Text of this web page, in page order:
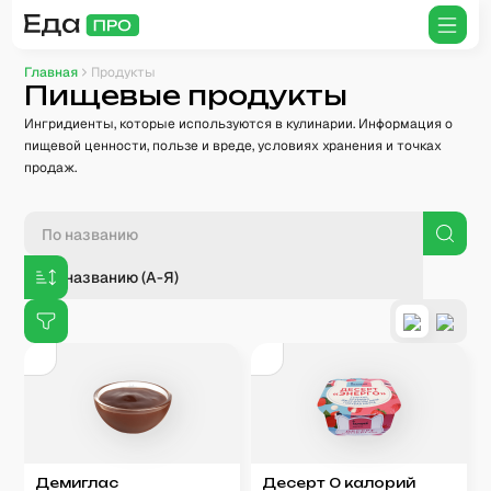
Главная Продукты
Пищевые продукты
Ингридиенты, которые используются в кулинарии. Информация о
пищевой ценности, пользе и вреде, условиях хранения и точках
продаж.
По названию (А-Я)
Демиглас
Десерт 0 калорий